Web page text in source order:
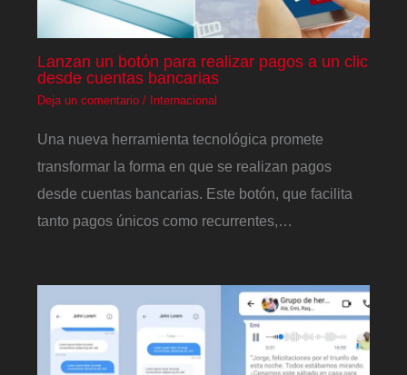
Lanzan un botón para realizar pagos a un clic
desde cuentas bancarias
Deja un comentario / Internacional
Una nueva herramienta tecnológica promete
transformar la forma en que se realizan pagos
desde cuentas bancarias. Este botón, que facilita
tanto pagos únicos como recurrentes,…